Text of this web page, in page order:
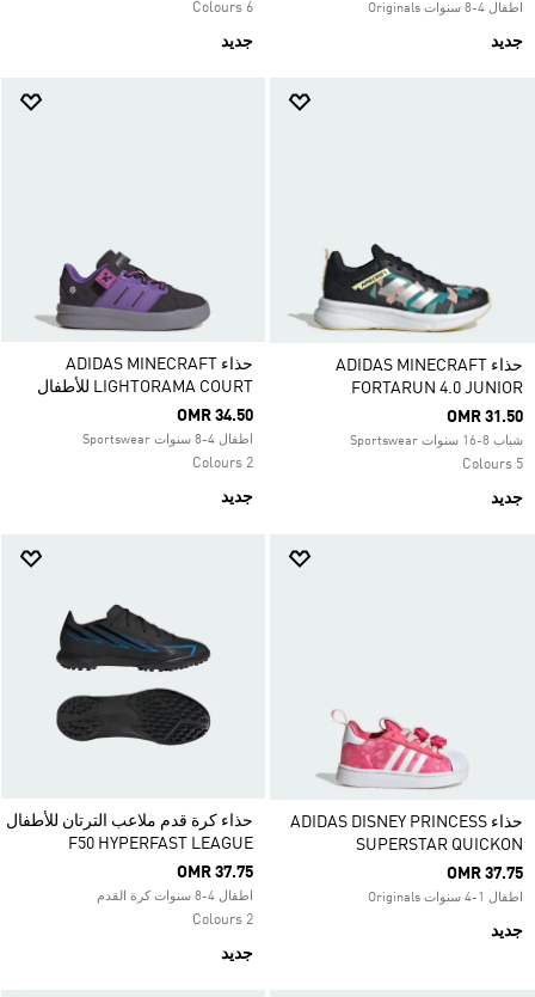
اطفال 4-8 سنوات Originals
جديد
6 Colours
جديد
حذاء ADIDAS MINECRAFT
FORTARUN 4.0 JUNIOR
OMR 31.50
شباب 8-16 سنوات Sportswear
5 Colours
جديد
حذاء ADIDAS MINECRAFT
LIGHTORAMA COURT للأطفال
OMR 34.50
اطفال 4-8 سنوات Sportswear
2 Colours
جديد
حذاء ADIDAS DISNEY PRINCESS
SUPERSTAR QUICKON
OMR 37.75
اطفال 1-4 سنوات Originals
جديد
حذاء كرة قدم ملاعب الترتان للأطفال
F50 HYPERFAST LEAGUE
OMR 37.75
اطفال 4-8 سنوات كرة القدم
2 Colours
جديد